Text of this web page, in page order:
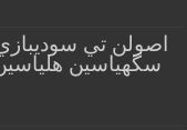
سگهياسين